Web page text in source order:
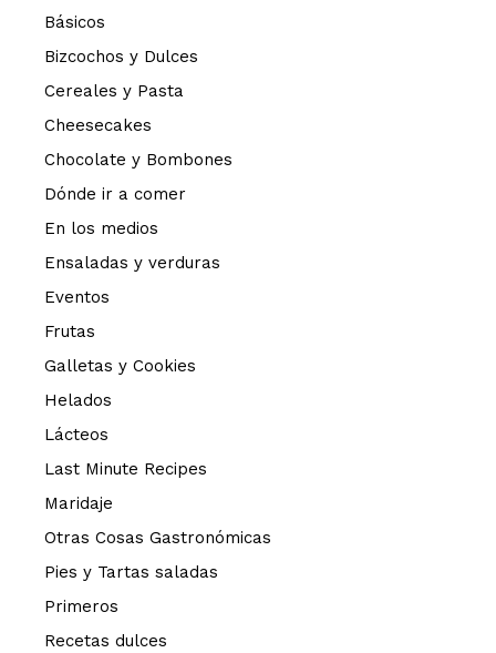
Básicos
Bizcochos y Dulces
Cereales y Pasta
Cheesecakes
Chocolate y Bombones
Dónde ir a comer
En los medios
Ensaladas y verduras
Eventos
Frutas
Galletas y Cookies
Helados
Lácteos
Last Minute Recipes
Maridaje
Otras Cosas Gastronómicas
Pies y Tartas saladas
Primeros
Recetas dulces